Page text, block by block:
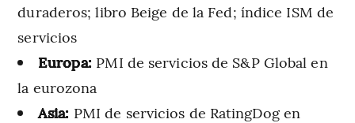
duraderos; libro Beige de la Fed; índice ISM de
servicios
Europa: PMI de servicios de S&P Global en
la eurozona
Asia: PMI de servicios de RatingDog en